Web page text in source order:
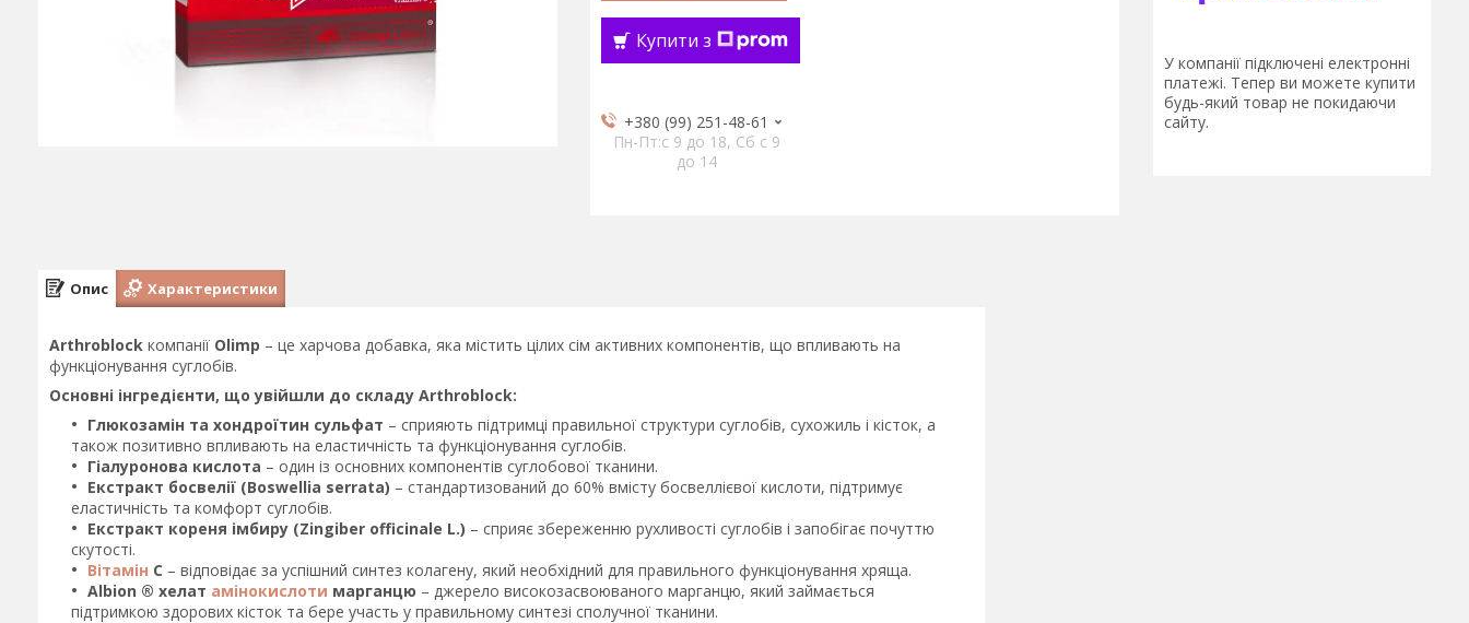
Купити з
+380 (99) 251-48-61
Пн-Пт:c 9 до 18, Сб с 9
до 14
У компанії підключені електронні
платежі. Тепер ви можете купити
будь-який товар не покидаючи
сайту.
Опис Характеристики
Arthroblock компанії Olimp – це харчова добавка, яка містить цілих сім активних компонентів, що впливають на
функціонування суглобів.
Основні інгредієнти, що увійшли до складу Arthroblock:
Глюкозамін та хондроїтин сульфат – сприяють підтримці правильної структури суглобів, сухожиль і кісток, а
також позитивно впливають на еластичність та функціонування суглобів.
Гіалуронова кислота – один із основних компонентів суглобової тканини.
Екстракт босвелії (Boswellia serrata) – стандартизований до 60% вмісту босвеллієвої кислоти, підтримує
еластичність та комфорт суглобів.
Екстракт кореня імбиру (Zingiber officinale L.) – сприяє збереженню рухливості суглобів і запобігає почуттю
скутості.
Вітамін С – відповідає за успішний синтез колагену, який необхідний для правильного функціонування хряща.
Albion ® хелат амінокислоти марганцю – джерело високозасвоюваного марганцю, який займається
підтримкою здорових кісток та бере участь у правильному синтезі сполучної тканини.